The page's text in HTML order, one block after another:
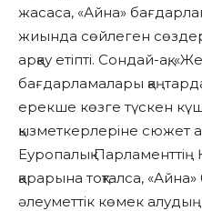
жасаса, «Айна»
жиында сөйлеген
арқау етіпті. Сондай-ақ,
бағдарламалары
ерекше көзге түскен
қызметкерлеріне сюжет
Еуропалық Парламенттің
қарарына тоқталса,
әлеуметтік көмек